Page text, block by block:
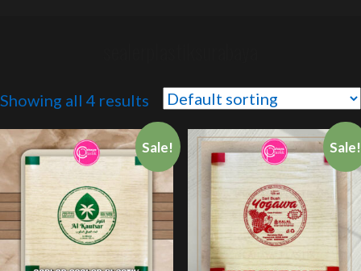
Showing all 4 results
Sale! Sale!